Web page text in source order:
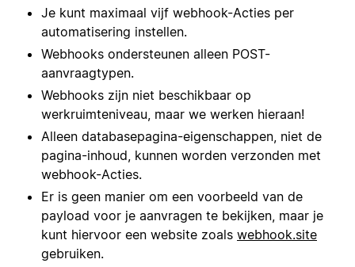
Je kunt maximaal vijf webhook-Acties per
automatisering instellen.
Webhooks ondersteunen alleen POST-
aanvraagtypen.
Webhooks zijn niet beschikbaar op
werkruimteniveau, maar we werken hieraan!
Alleen databasepagina-eigenschappen, niet de
pagina-inhoud, kunnen worden verzonden met
webhook-Acties.
Er is geen manier om een voorbeeld van de
payload voor je aanvragen te bekijken, maar je
kunt hiervoor een website zoals webhook.site
gebruiken.